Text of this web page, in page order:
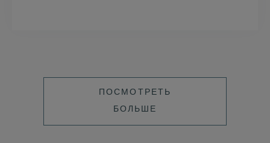
ПОСМОТРЕТЬ
БОЛЬШЕ